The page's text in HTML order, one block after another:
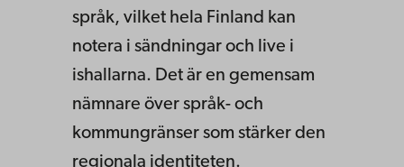
språk, vilket hela Finland kan
notera i sändningar och live i
ishallarna. Det är en gemensam
nämnare över språk- och
kommungränser som stärker den
regionala identiteten.